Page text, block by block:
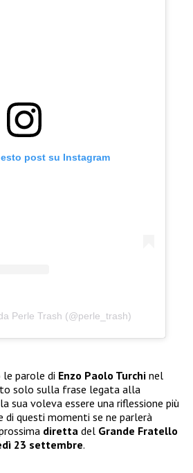
post su Instagram
Perle Trash (@perle_trash)
parole di Enzo Paolo Turchi nel
solo sulla frase legata alla
sua voleva essere una riflessione più
di questi momenti se ne parlerà
diretta del Grande Fratello
23 settembre.